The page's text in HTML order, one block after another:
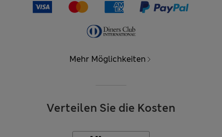
Mehr Möglichkeiten
Verteilen Sie die Kosten